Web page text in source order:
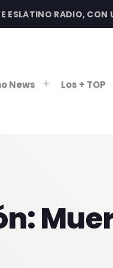
RADIO, CON
News Los + TOP